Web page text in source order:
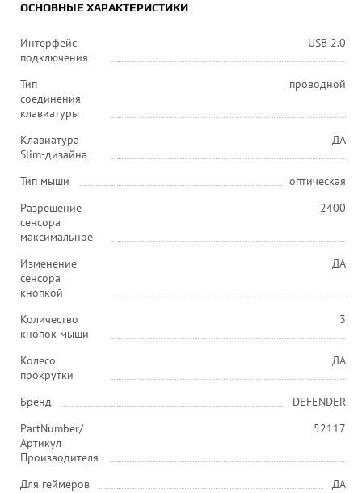
ОСНОВНЫЕ ХАРАКТЕРИСТИКИ
Интерфейс
подключения
USB 2.0
Тип
соединения
клавиатуры
проводной
Клавиатура
Slim-дизайна
ДА
Тип мыши
оптическая
Разрешение
сенсора
максимальное
2400
Изменение
сенсора
кнопкой
ДА
Количество
кнопок мыши
3
Колесо
прокрутки
ДА
Бренд
DEFENDER
PartNumber/
Артикул
Производителя
52117
Для геймеров ДА